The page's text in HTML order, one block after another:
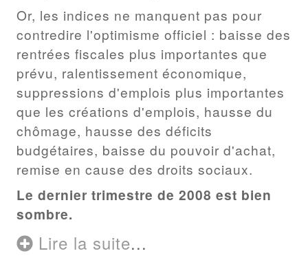
Or, les indices ne manquent pas pour
contredire l'optimisme officiel : baisse des
rentrées fiscales plus importantes que
prévu, ralentissement économique,
suppressions d'emplois plus importantes
que les créations d'emplois, hausse du
chômage, hausse des déficits
budgétaires, baisse du pouvoir d'achat,
remise en cause des droits sociaux.
Le dernier trimestre de 2008 est bien
sombre.
Lire la suite...